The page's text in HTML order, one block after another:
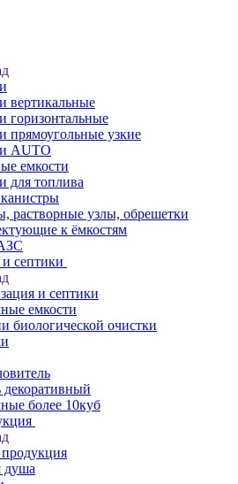
вертикальные
горизонтальные
прямоугольные узкие
АUТО
емкости
для топлива
растворные узлы, обрешетки
к ёмкостям
септики
и септики
емкости
биологической очистки
более 10куб
душа